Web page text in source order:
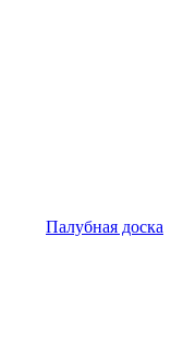
Палубная доска